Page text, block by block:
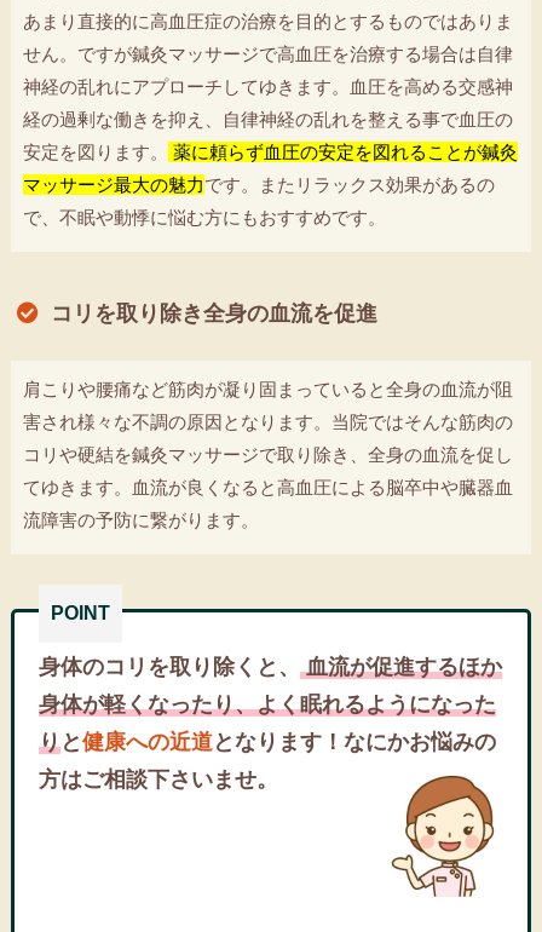
あまり直接的に高血圧症の治療を目的とするものではありま
せん。ですが鍼灸マッサージで高血圧を治療する場合は自律
神経の乱れにアプローチしてゆきます。血圧を高める交感神
経の過剰な働きを抑え、自律神経の乱れを整える事で血圧の
安定を図ります。
薬に頼らず血圧の安定を図れることが鍼灸
マッサージ最大の魅力です。またリラックス効果があるの
で、不眠や動悸に悩む方にもおすすめです。
コリを取り除き全身の血流を促進
肩こりや腰痛など筋肉が凝り固まっていると全身の血流が阻
害され様々な不調の原因となります。当院ではそんな筋肉の
コリや硬結を鍼灸マッサージで取り除き、全身の血流を促し
てゆきます。血流が良くなると高血圧による脳卒中や臓器血
流障害の予防に繋がります。
身体のコリを取り除くと、 血流が促進するほか
身体が軽くなったり、よく眠れるようになった
りと健康への近道となります！なにかお悩みの
方はご相談下さいませ。